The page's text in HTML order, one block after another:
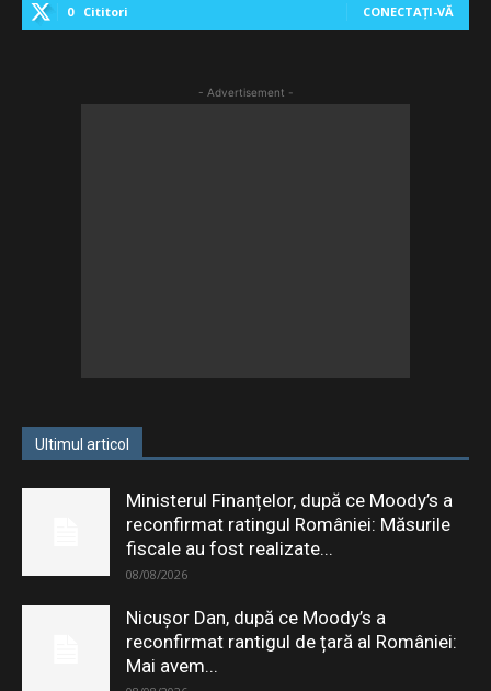
0 Cititori CONECTAȚI-VĂ
- Advertisement -
Ultimul articol
Ministerul Finanțelor, după ce Moody’s a
reconfirmat ratingul României: Măsurile
fiscale au fost realizate...
08/08/2026
Nicușor Dan, după ce Moody’s a
reconfirmat rantigul de țară al României:
Mai avem...